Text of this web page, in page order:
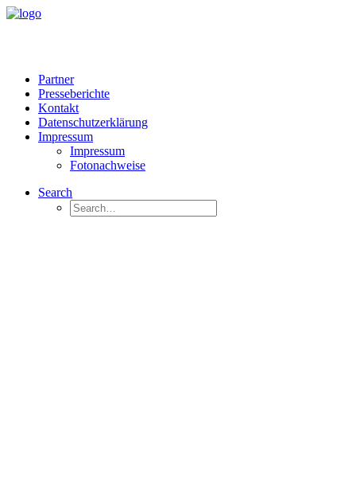
Partner
Presseberichte
Kontakt
Datenschutzerklärung
Impressum
Impressum
Fotonachweise
Search